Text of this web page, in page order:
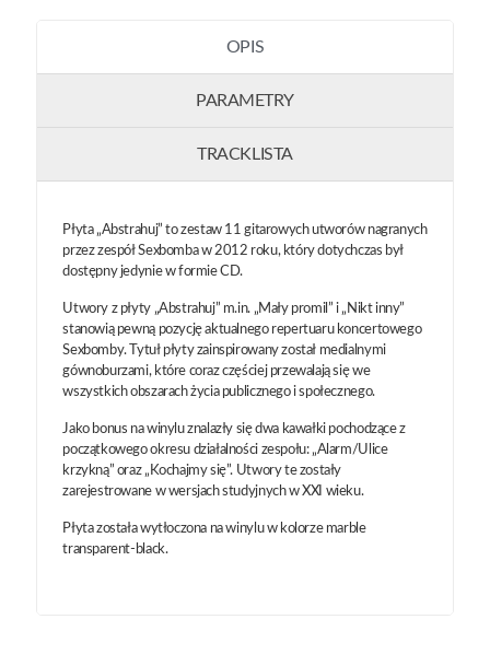
OPIS
PARAMETRY
TRACKLISTA
Płyta „Abstrahuj” to zestaw 11 gitarowych utworów nagranych
przez zespół Sexbomba w 2012 roku, który dotychczas był
dostępny jedynie w formie CD.
Utwory z płyty „Abstrahuj” m.in. „Mały promil” i „Nikt inny”
stanowią pewną pozycję aktualnego repertuaru koncertowego
Sexbomby. Tytuł płyty zainspirowany został medialnymi
gównoburzami, które coraz częściej przewalają się we
wszystkich obszarach życia publicznego i społecznego.
Jako bonus na winylu znalazły się dwa kawałki pochodzące z
początkowego okresu działalności zespołu: „Alarm/Ulice
krzykną” oraz „Kochajmy się”. Utwory te zostały
zarejestrowane w wersjach studyjnych w XXI wieku.
Płyta została wytłoczona na winylu w kolorze marble
transparent-black.